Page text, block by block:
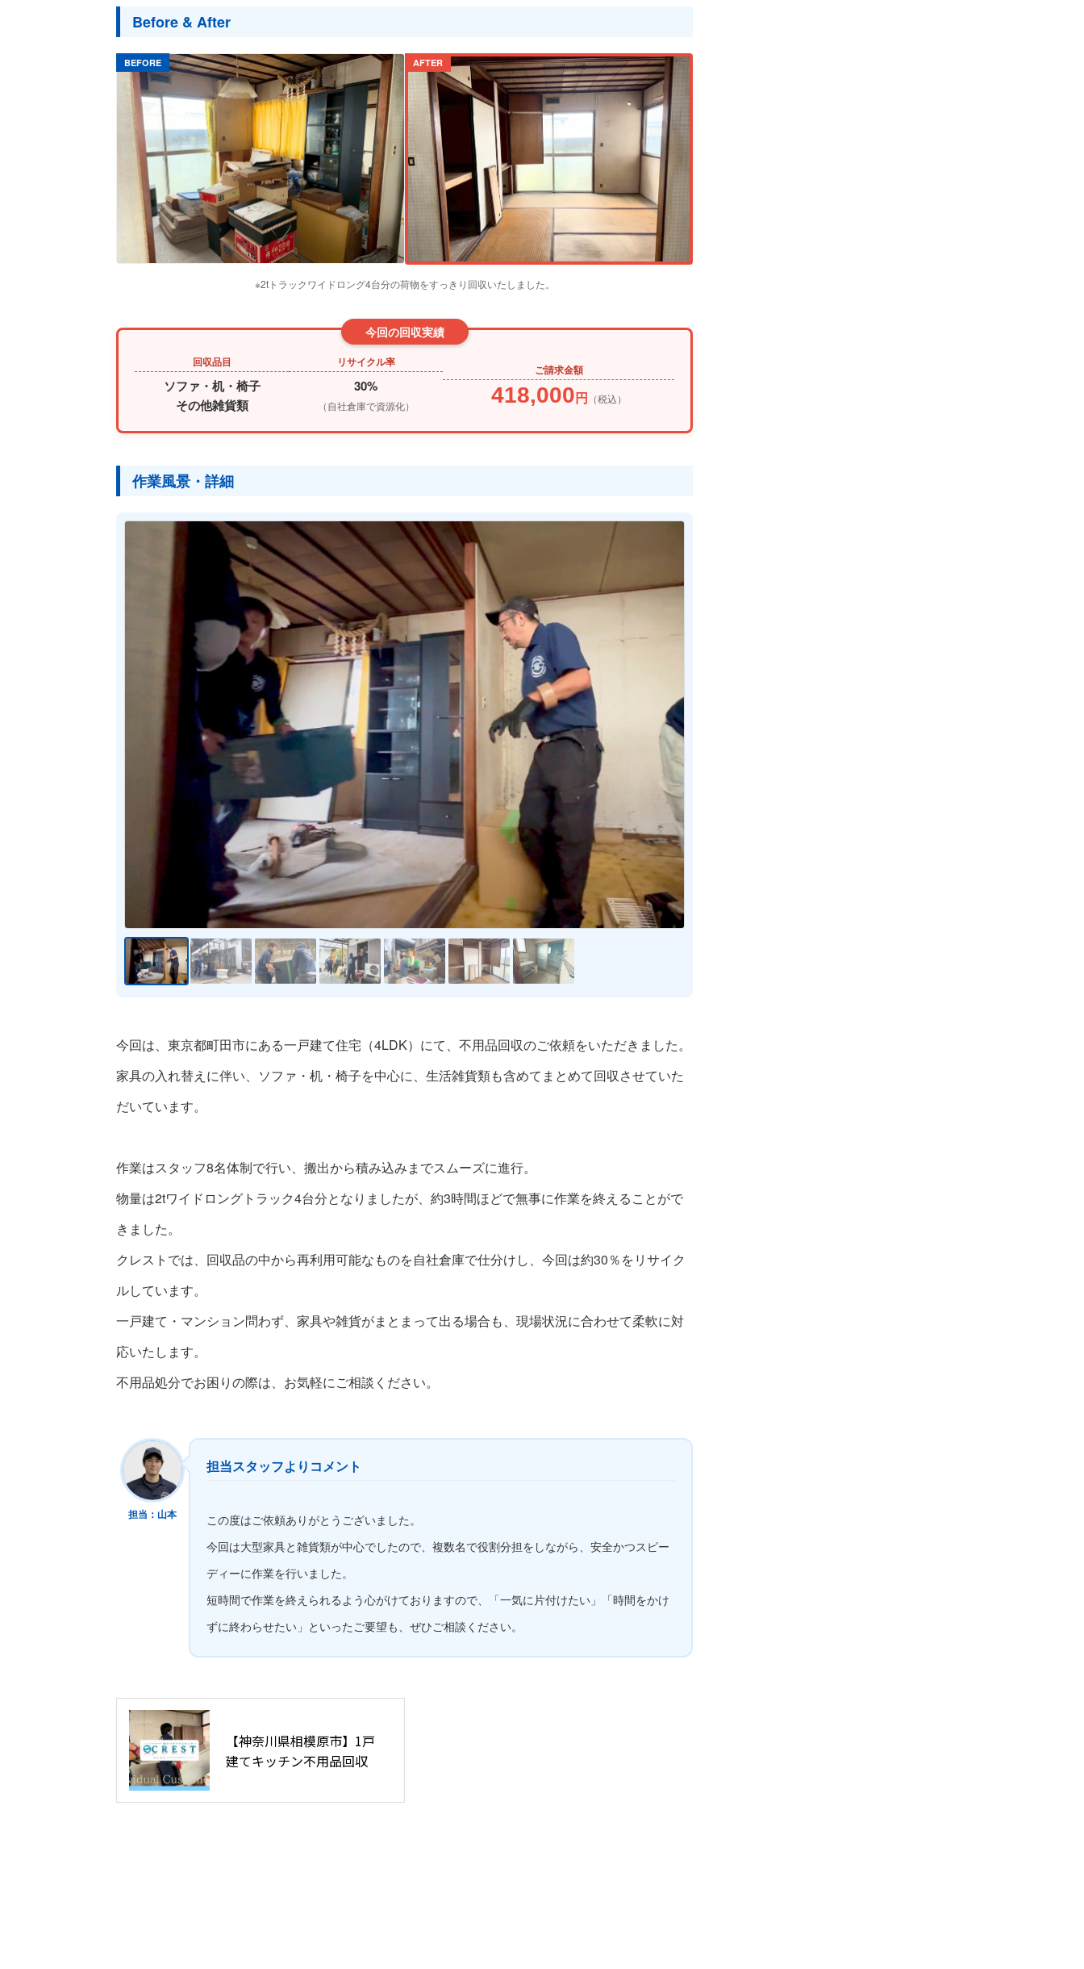
法人のお客様向けサービス
対応エリア
クレスト作業実績
お客様の声
会社概要
料金案内
Before & After
BEFORE AFTER
※2tトラックワイドロング4台分の荷物をすっきり回収いたしました。
今回の回収実績
回収品目
ソファ・机・椅子
その他雑貨類
リサイクル率
30%
（自社倉庫で資源化）
ご請求金額
418,000 円 （税込）
作業風景・詳細
今回は、東京都町田市にある一戸建て住宅（4LDK）にて、不用品回収のご依頼をいただきました。
家具の入れ替えに伴い、ソファ・机・椅子を中心に、生活雑貨類も含めてまとめて回収させていた
だいています。
作業はスタッフ8名体制で行い、搬出から積み込みまでスムーズに進行。
物量は2tワイドロングトラック4台分となりましたが、約3時間ほどで無事に作業を終えることがで
きました。
クレストでは、回収品の中から再利用可能なものを自社倉庫で仕分けし、今回は約30％をリサイク
ルしています。
一戸建て・マンション問わず、家具や雑貨がまとまって出る場合も、現場状況に合わせて柔軟に対
応いたします。
不用品処分でお困りの際は、お気軽にご相談ください。
担当：山本
担当スタッフよりコメント
この度はご依頼ありがとうございました。
今回は大型家具と雑貨類が中心でしたので、複数名で役割分担をしながら、安全かつスピー
ディーに作業を行いました。
短時間で作業を終えられるよう心がけておりますので、「一気に片付けたい」「時間をかけ
ずに終わらせたい」といったご要望も、ぜひご相談ください。
【神奈川県相模原市】1戸
建てキッチン不用品回収